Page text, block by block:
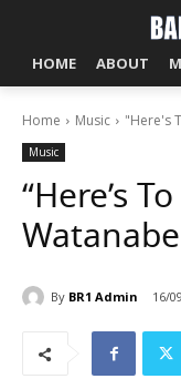
HOME ABOUT
Home Music "Here's
Music
“Here’s
By BR1 Admin 16/